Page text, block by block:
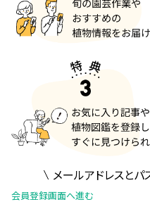
メールアドレスと
会員登録画面へ進む